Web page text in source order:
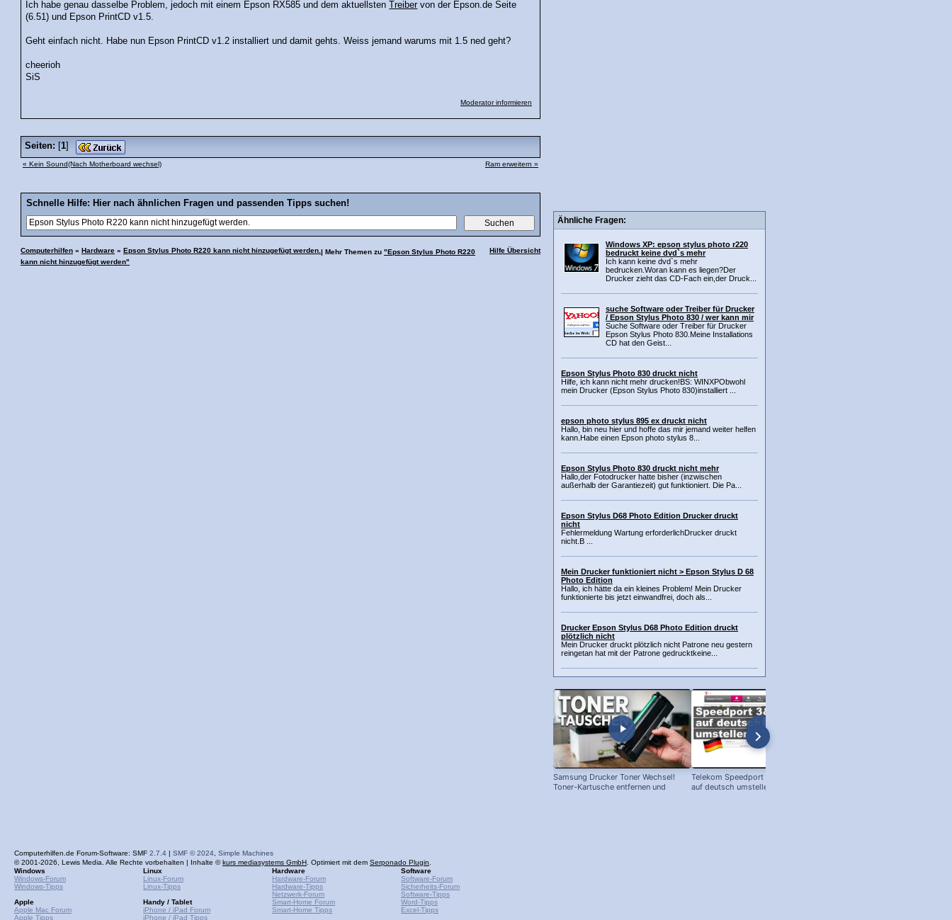
Ich habe genau dasselbe Problem, jedoch mit einem Epson RX585 und dem aktuellsten Treibervon der Epson.de Seite
(6.51) und Epson PrintCD v1.5.
Geht einfach nicht. Habe nun Epson PrintCD v1.2 installiert und damit gehts. Weiss jemand warums mit 1.5 ned geht?
cheerioh
SiS
Moderator informieren
Seiten: [1]
« Kein Sound(Nach Motherboard wechsel) Ram erweitern »
Schnelle Hilfe: Hier nach ähnlichen Fragen und passenden Tipps suchen!
Computerhilfen » Hardware » Epson Stylus Photo R220 kann nicht hinzugefügt werden. Hilfe Übersicht
| Mehr Themen zu "Epson Stylus Photo R220
kann nicht hinzugefügt werden"
Ähnliche Fragen:
Windows XP: epson stylus photo r220
bedruckt keine dvd`s mehr
Ich kann keine dvd`s mehr
bedrucken.Woran kann es liegen?Der
Drucker zieht das CD-Fach ein,der Druck...
suche Software oder Treiber für Drucker
/ Epson Stylus Photo 830 / wer kann mir
Suche Software oder Treiber für Drucker
Epson Stylus Photo 830.Meine Installations
CD hat den Geist...
Epson Stylus Photo 830 druckt nicht
Hilfe, ich kann nicht mehr drucken!BS: WINXPObwohl
mein Drucker (Epson Stylus Photo 830)installiert ...
epson photo stylus 895 ex druckt nicht
Hallo, bin neu hier und hoffe das mir jemand weiter helfen
kann.Habe einen Epson photo stylus 8...
Epson Stylus Photo 830 druckt nicht mehr
Hallo,der Fotodrucker hatte bisher (inzwischen
außerhalb der Garantiezeit) gut funktioniert. Die Pa...
Epson Stylus D68 Photo Edition Drucker druckt
nicht
Fehlermeldung Wartung erforderlichDrucker druckt
nicht.B ...
Mein Drucker funktioniert nicht > Epson Stylus D 68
Photo Edition
Hallo, ich hätte da ein kleines Problem! Mein Drucker
funktionierte bis jetzt einwandfrei, doch als...
Drucker Epson Stylus D68 Photo Edition druckt
plötzlich nicht
Mein Drucker druckt plötzlich nicht Patrone neu gestern
reingetan hat mit der Patrone gedrucktkeine...
Samsung Drucker Toner Wechsel!
Toner-Kartusche entfernen und
Telekom Speedport Router: Sprache
auf deutsch umstellen!
Computerhilfen.de Forum-Software: SMF 2.7.4 | SMF © 2024 Simple Machines
© 2001-2026, Lewis Media. Alle Rechte vorbehalten | Inhalte ©kurs mediasystems GmbH . Optimiert mit dem Serponado Plugin
Windows
Windows-Forum
Windows-Tipps
Apple
Apple Mac Forum
Apple Tipps
Linux
Linux-Forum
Linux-Tipps
Handy / Tablet
iPhone / iPad Forum
iPhone / iPad Tipps
Hardware
Hardware-Forum
Hardware-Tipps
Netzwerk-Forum
Smart-Home Forum
Smart-Home Tipps
Software
Software-Forum
Sicherheits-Forum
Software-Tipps
Word-Tipps
Excel-Tipps